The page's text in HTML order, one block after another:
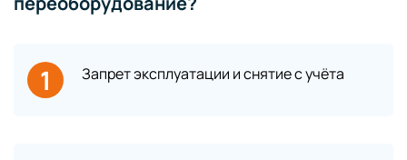
1 Запрет эксплуатации и снятие с учёта